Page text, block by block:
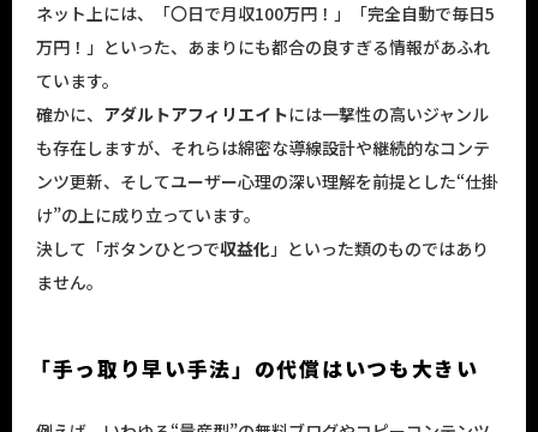
ネット上には、「〇日で月収100万円！」「完全自動で毎日5
万円！」といった、あまりにも都合の良すぎる情報があふれ
ています。
確かに、 アダルトアフィリエイトには一撃性の高いジャンル
も存在しますが、それらは綿密な導線設計や継続的なコンテ
ンツ更新、そしてユーザー心理の深い理解を前提とした“仕掛
け”の上に成り立っています。
決して「ボタンひとつで収益化」といった類のものではあり
ません。
「手っ取り早い手法」の代償はいつも大きい